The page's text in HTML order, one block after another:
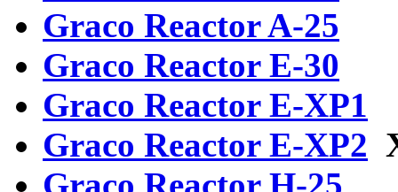
Graco Reactor A-25
Graсo Reactor E-30
Graсo Reactor E-XP1
Graсo Reactor E-XP2